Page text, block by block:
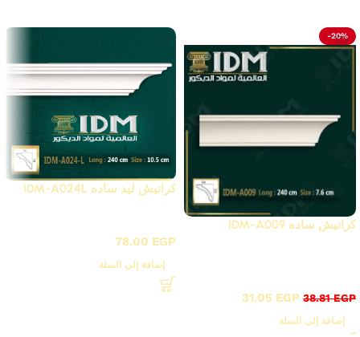
-20%
كرانيش ساده IDM-A009
38.81EGP
31.05 EGP
إضافة إلى السلة
كرانيش ليد ساده IDM-A024L
78.00 EGP
إضافة إلى السلة